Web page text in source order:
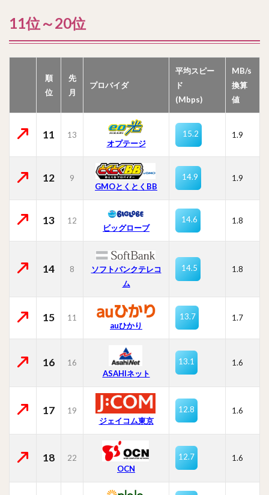
11位～20位
順
位
先
月
プロバイダ
平均スピー
ド
(Mbps)
MB/s
換算
値
11
13
オプテージ
15.2 1.9
12
9
GMOとくとくBB
14.9 1.9
13 12
ビッグローブ
14.6 1.8
14 8
ソフトバンクテレコ
ム
14.5 1.8
15
11
auひかり
13.7 1.7
16
16
ASAHIネット
13.1 1.6
17
19
ジェイコム東京
12.8 1.6
18
22
OCN
12.7 1.6